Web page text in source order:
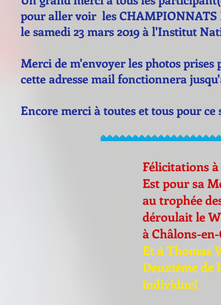
pour aller voir les CHAMPIONNATS
le samedi 23 mars 2019 à l'Institut
Merci de m'envoyer les photos
cette adresse mail fonctionnera
Encore merci à toutes et tous pour
Félicitations
Est pour sa
au trophée
déroulait le
à Châlons-
Et à Thomas
Deuxième de
individuel